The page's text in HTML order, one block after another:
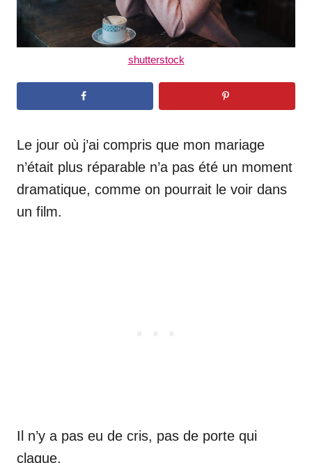
shutterstock
Le jour où j’ai compris que mon mariage
n’était plus réparable n’a pas été un moment
dramatique, comme on pourrait le voir dans
un film.
Il n’y a pas eu de cris, pas de porte qui
claque.